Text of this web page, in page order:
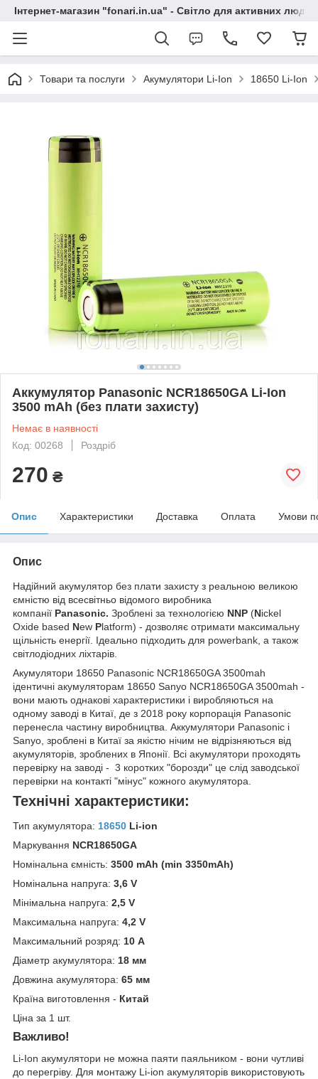
Інтернет-магазин "fonari.in.ua" - Світло для активних людей
Товари та послуги Акумулятори Li-Ion 18650 Li-Ion
Аккумулятор Panasonic NCR18650GA Li-Ion
3500 mAh (без плати захисту)
Немає в наявності
Код: 00268
Роздріб
270 ₴
Опис Характеристики Доставка Оплата Умови
Опис
Надійний акумулятор без плати захисту з реальною великою
ємністю від всесвітньо відомого виробника
компанії Panasonic. Зроблені за технологією NNP (Nickel
Oxide based New Platform) - дозволяє отримати максимальну
щільність енергії. Ідеально підходить для powerbank, а також
світлодіодних ліхтарів.
Акумулятори 18650 Panasonic NCR18650GA 3500mah
ідентичні акумуляторам 18650 Sanyo NCR18650GA 3500mah -
вони мають однакові характеристики і виробляються на
одному заводі в Китаї, де з 2018 року корпорація Panasonic
перенесла частину виробництва. Аккумулятори Panasonic і
Sanyo, зроблені в Китаї за якістю нічим не відрізняються від
акумуляторів, зроблених в Японії. Всі акумулятори проходять
перевірку на заводі - 3 коротких "борозди" це слід заводської
перевірки на контакті "мінус" кожного акумулятора.
Технічні характеристики:
Тип акумулятора: 18650 Li-ion
Маркування NCR18650GA
Номінальна ємність: 3500 mAh (min 3350mAh)
Номінальна напруга: 3,6 V
Мінімальна напруга: 2,5 V
Максимальна напруга: 4,2 V
Максимальний розряд: 10 А
Діаметр акумулятора: 18 мм
Довжина акумулятора: 65 мм
Країна виготовлення - Китай
Ціна за 1 шт.
Важливо!
Li-Ion акумулятори не можна паяти паяльником - вони чутливі
до перегріву. Для монтажу Li-ion акумуляторів використовують